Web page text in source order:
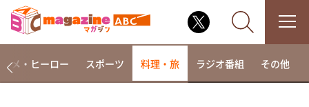
メ・ヒーロー スポーツ 料理・旅 ラジオ番組 その他